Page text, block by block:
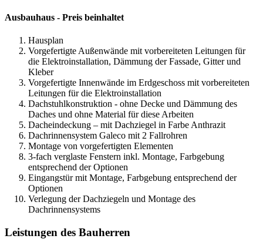
Ausbauhaus - Preis beinhaltet
Hausplan
Vorgefertigte Außenwände mit vorbereiteten Leitungen für
die Elektroinstallation, Dämmung der Fassade, Gitter und
Kleber
Vorgefertigte Innenwände im Erdgeschoss mit vorbereiteten
Leitungen für die Elektroinstallation
Dachstuhlkonstruktion - ohne Decke und Dämmung des
Daches und ohne Material für diese Arbeiten
Dacheindeckung – mit Dachziegel in Farbe Anthrazit
Dachrinnensystem Galeco mit 2 Fallrohren
Montage von vorgefertigten Elementen
3-fach verglaste Fenstern inkl. Montage, Farbgebung
entsprechend der Optionen
Eingangstür mit Montage, Farbgebung entsprechend der
Optionen
Verlegung der Dachziegeln und Montage des
Dachrinnensystems
Leistungen des Bauherren